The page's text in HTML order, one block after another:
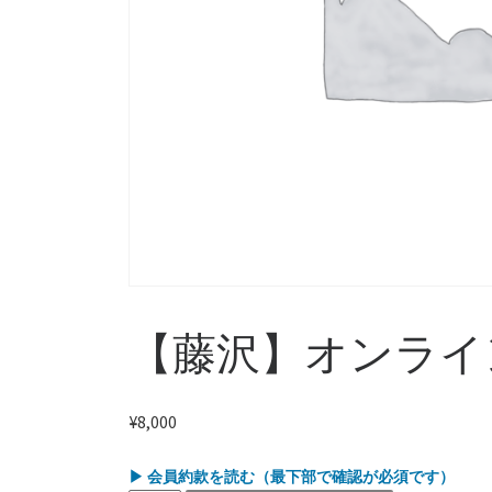
【藤沢】オンラ
¥8,000
▶ 会員約款を読む（最下部で確認が必須です）